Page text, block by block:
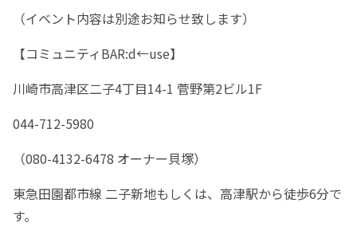
（イベント内容は別途お知らせ致します）
【コミュニティBAR:d←use】
川崎市高津区二子4丁目14-1 菅野第2ビル1F
044-712-5980
（080-4132-6478 オーナー貝塚）
東急田園都市線 二子新地もしくは、高津駅から徒歩6分で
す。